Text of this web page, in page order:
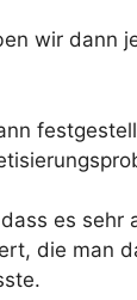
wir dann
es sehr
die man